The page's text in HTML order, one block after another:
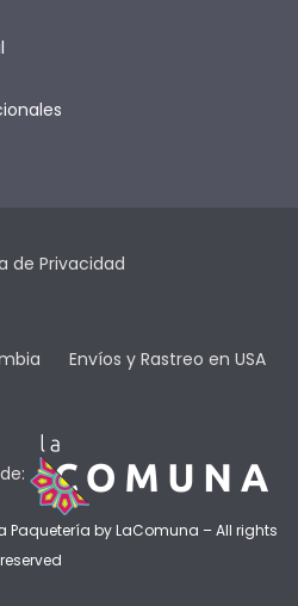
de Privacidad
Envíos y Rastreo en USA
Paquetería byLaComuna – All rights
reserved